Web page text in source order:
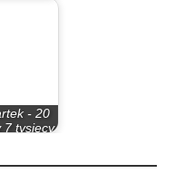
- 20
7 tysięcy